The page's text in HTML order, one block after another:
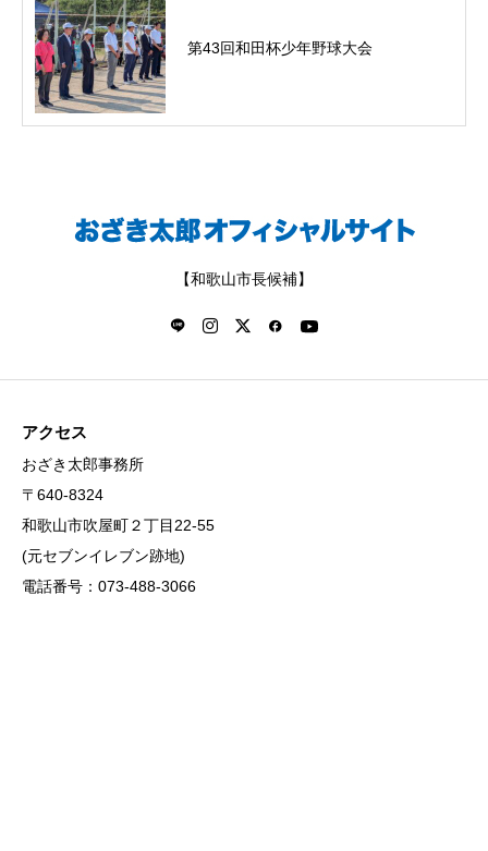
第43回和田杯少年野球大会
【和歌山市長候補】
アクセス
おざき太郎事務所
〒640-8324
和歌山市吹屋町２丁目22-55
(元セブンイレブン跡地)
電話番号：073-488-3066